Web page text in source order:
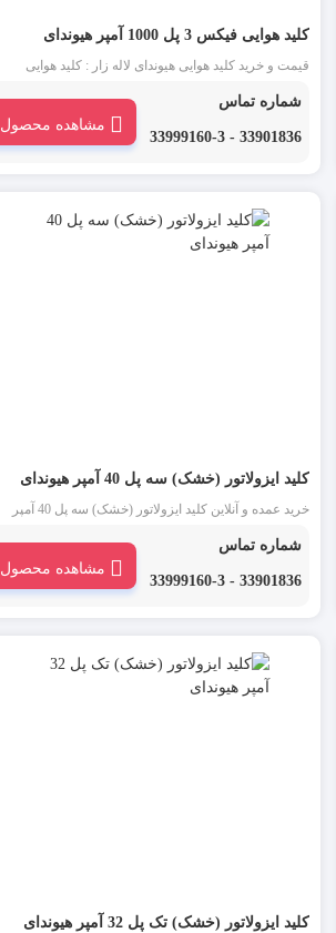
کلید هوایی فیکس 3 پل 1000 آمپر هیوندای
قیمت و خرید کلید هوایی هیوندای لاله زار : کلید هوایی
و در ورودی تابلو برق فشار ضعیف استفاده می شود.
شماره تماس
33901836 - 33999160-3
مشاهده محصول
کلید ایزولاتور (خشک) سه پل 40 آمپر هیوندای
خرید عمده و آنلاین کلید ایزولاتور (خشک) سه پل 40 آمپر
مینیاتوری است که به عنوان یک جداکننده بین میناتوری و بار
مورد استفاده قرار می گیرد. این محصول در بازار لاله
زار ایزولاتور سوئیچ یا کلید جداکننده نیز نامیده می شود.
شماره تماس
33901836 - 33999160-3
مشاهده محصول
کلید ایزولاتور (خشک) تک پل 32 آمپر هیوندای